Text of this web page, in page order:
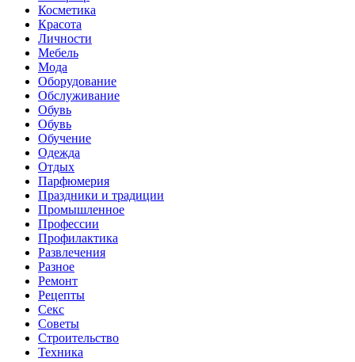
Косметика
Красота
Личности
Мебель
Мода
Оборудование
Обслуживание
Обувь
Обувь
Обучение
Одежда
Отдых
Парфюмерия
Праздники и традиции
Промышленное
Профессии
Профилактика
Развлечения
Разное
Ремонт
Рецепты
Секс
Советы
Строительство
Техника